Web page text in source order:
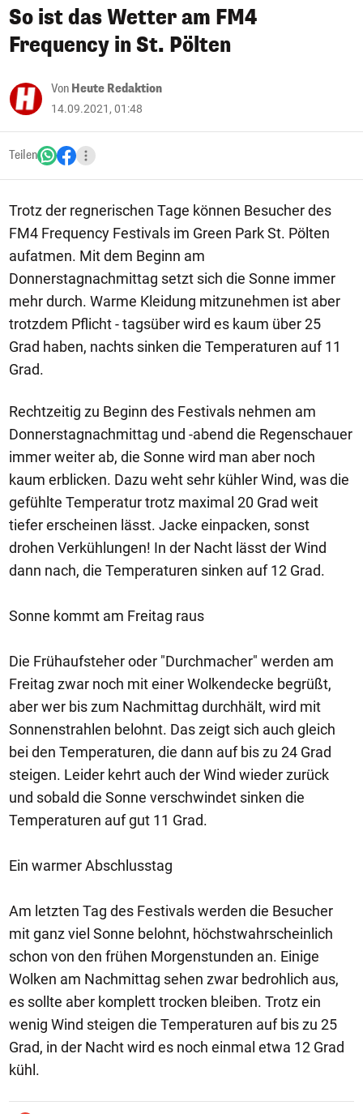
So ist das Wetter am FM4
Frequency in St. Pölten
Von Heute Redaktion
14.09.2021, 01:48
Teilen
Trotz der regnerischen Tage können Besucher des
FM4 Frequency Festivals im Green Park St. Pölten
aufatmen. Mit dem Beginn am
Donnerstagnachmittag setzt sich die Sonne immer
mehr durch. Warme Kleidung mitzunehmen ist aber
trotzdem Pflicht - tagsüber wird es kaum über 25
Grad haben, nachts sinken die Temperaturen auf 11
Grad.
Rechtzeitig zu Beginn des Festivals nehmen am
Donnerstagnachmittag und -abend die Regenschauer
immer weiter ab, die Sonne wird man aber noch
kaum erblicken. Dazu weht sehr kühler Wind, was die
gefühlte Temperatur trotz maximal 20 Grad weit
tiefer erscheinen lässt. Jacke einpacken, sonst
drohen Verkühlungen! In der Nacht lässt der Wind
dann nach, die Temperaturen sinken auf 12 Grad.
Sonne kommt am Freitag raus
Die Frühaufsteher oder "Durchmacher" werden am
Freitag zwar noch mit einer Wolkendecke begrüßt,
aber wer bis zum Nachmittag durchhält, wird mit
Sonnenstrahlen belohnt. Das zeigt sich auch gleich
bei den Temperaturen, die dann auf bis zu 24 Grad
steigen. Leider kehrt auch der Wind wieder zurück
und sobald die Sonne verschwindet sinken die
Temperaturen auf gut 11 Grad.
Ein warmer Abschlusstag
Am letzten Tag des Festivals werden die Besucher
mit ganz viel Sonne belohnt, höchstwahrscheinlich
schon von den frühen Morgenstunden an. Einige
Wolken am Nachmittag sehen zwar bedrohlich aus,
es sollte aber komplett trocken bleiben. Trotz ein
wenig Wind steigen die Temperaturen auf bis zu 25
Grad, in der Nacht wird es noch einmal etwa 12 Grad
kühl.